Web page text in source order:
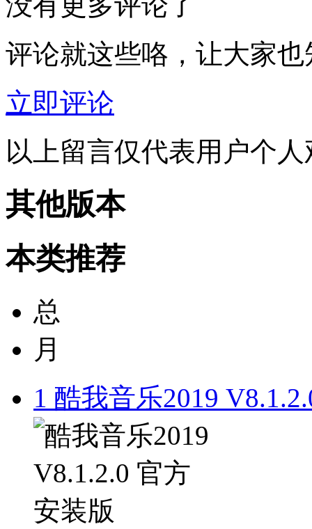
评论就这些咯，让大家
立即评论
以上留言仅代表用户个
其他版本
本类推荐
总
月
1 酷我音乐2019